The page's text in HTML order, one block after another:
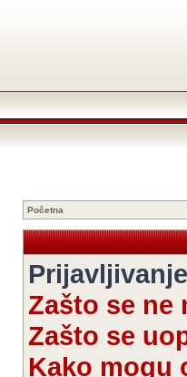
Početna
Zašto se ne
Zašto se
Kako mogu